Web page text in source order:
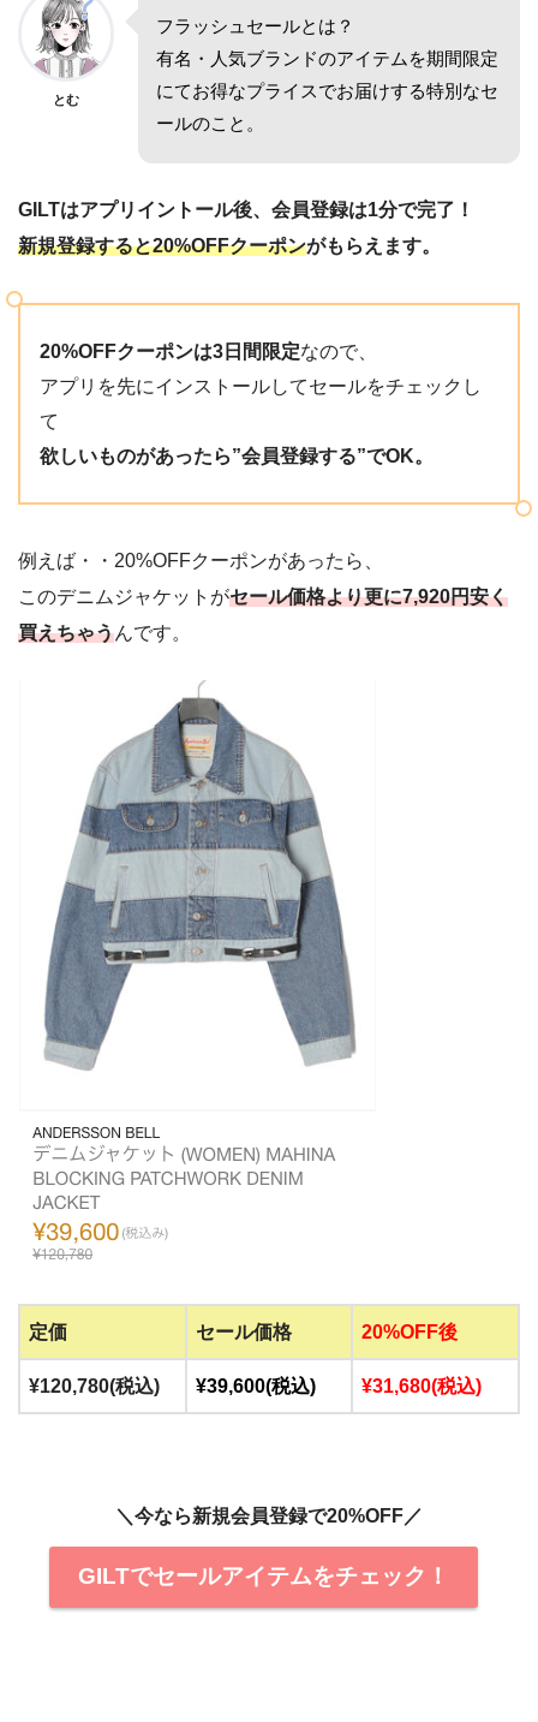
とむ
フラッシュセールとは？
有名・人気ブランドのアイテムを期間限定
にてお得なプライスでお届けする特別なセ
ールのこと。
GILTはアプリイントール後、会員登録は1分で完了！
新規登録すると20%OFFクーポンがもらえます。
20%OFFクーポンは3日間限定なので、
アプリを先にインストールしてセールをチェックし
て
欲しいものがあったら”会員登録する”でOK。
例えば・・20%OFFクーポンがあったら、
このデニムジャケットがセール価格より更に7,920円安く
買えちゃうんです。
定価 セール価格 20%OFF後
¥120,780(税込) ¥39,600(税込) ¥31,680(税込)
＼今なら新規会員登録で20%OFF／
GILTでセールアイテムをチェック！